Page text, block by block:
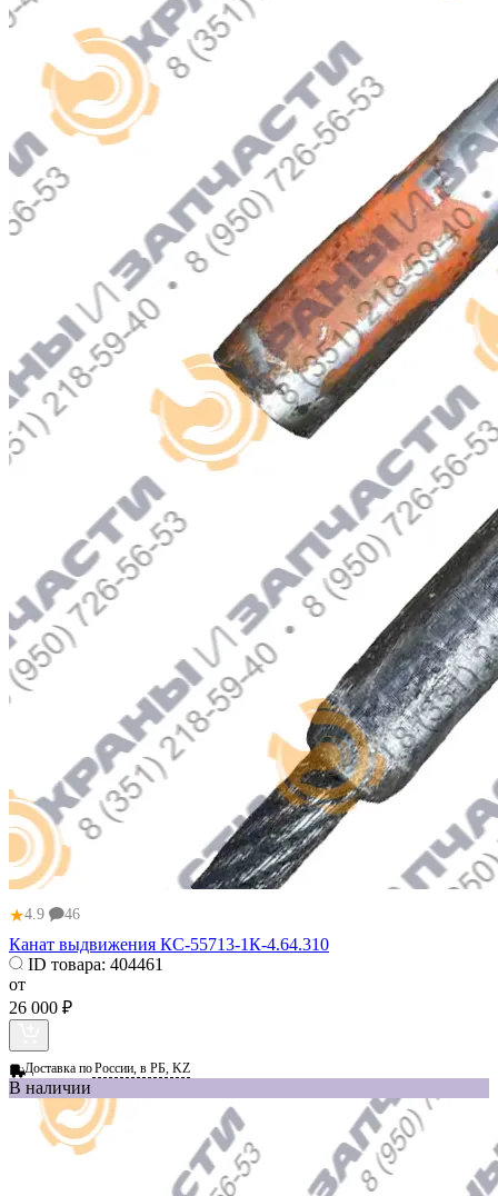
★4.9 46
Канат выдвижения КС-55713-1К-4.64.310
ID товара: 404461
от
26 000 ₽
Доставка поРоссии, в РБ, KZ
В наличии